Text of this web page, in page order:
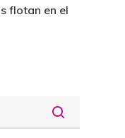
flotan en el